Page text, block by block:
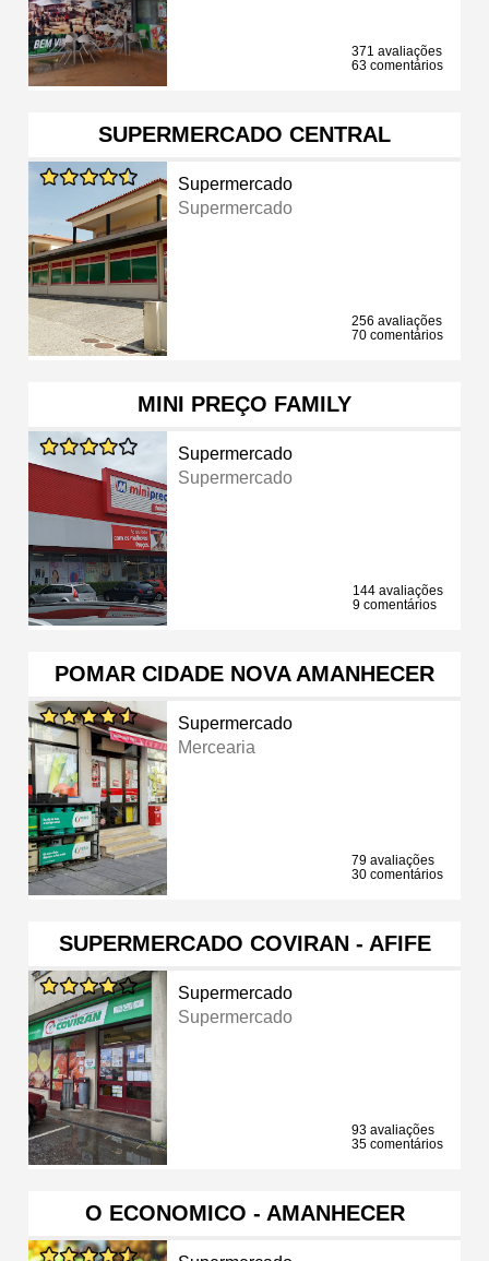
371 avaliações
63 comentários
SUPERMERCADO CENTRAL
Supermercado
Supermercado
256 avaliações
70 comentários
MINI PREÇO FAMILY
Supermercado
Supermercado
144 avaliações
9 comentários
POMAR CIDADE NOVA AMANHECER
Supermercado
Mercearia
79 avaliações
30 comentários
SUPERMERCADO COVIRAN - AFIFE
Supermercado
Supermercado
93 avaliações
35 comentários
O ECONOMICO - AMANHECER